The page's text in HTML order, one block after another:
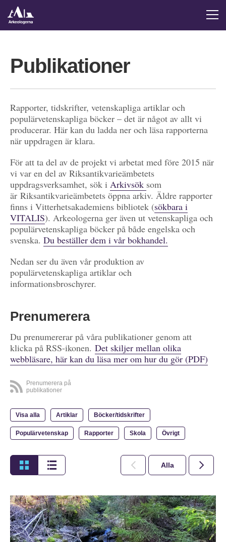
Publikationer
Rapporter, tidskrifter, vetenskapliga artiklar och
populärvetenskapliga böcker – det är något av allt vi
producerar. Här kan du ladda ner och läsa rapporterna
när uppdragen är klara.
För att ta del av de projekt vi arbetat med före 2015 när
vi var en del av Riksantikvarieämbetets
uppdragsverksamhet, sök i Arkivsök som
är Riksantikvarieämbetets öppna arkiv. Äldre rapporter
finns i Vitterhetsakademiens bibliotek (sökbara i
VITALIS). Arkeologerna ger även ut vetenskapliga och
populärvetenskapliga böcker på både engelska och
svenska. Du beställer dem i vår bokhandel.
Nedan ser du även vår produktion av
populärvetenskapliga artiklar och
informationsbroschyrer.
Prenumerera
Du prenumererar på våra publikationer genom att
klicka på RSS-ikonen. Det skiljer mellan olika
webbläsare, här kan du läsa mer om hur du gör (PDF)
Prenumerera på
publikationer
Visa alla Artiklar Böcker/tidskrifter
Populärvetenskap Rapporter Skola Övrigt
Alla 2026